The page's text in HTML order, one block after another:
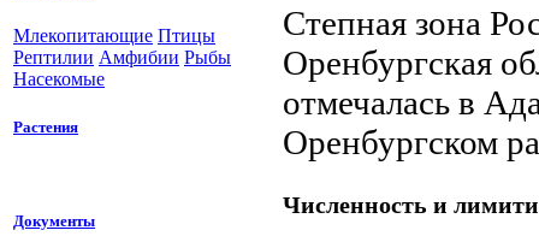
Млекопитающие Птицы
Рептилии Амфибии Рыбы
Насекомые
Растения
Документы
Степная зона
Оренбургская
отмечалась в
Оренбургском
Численность и